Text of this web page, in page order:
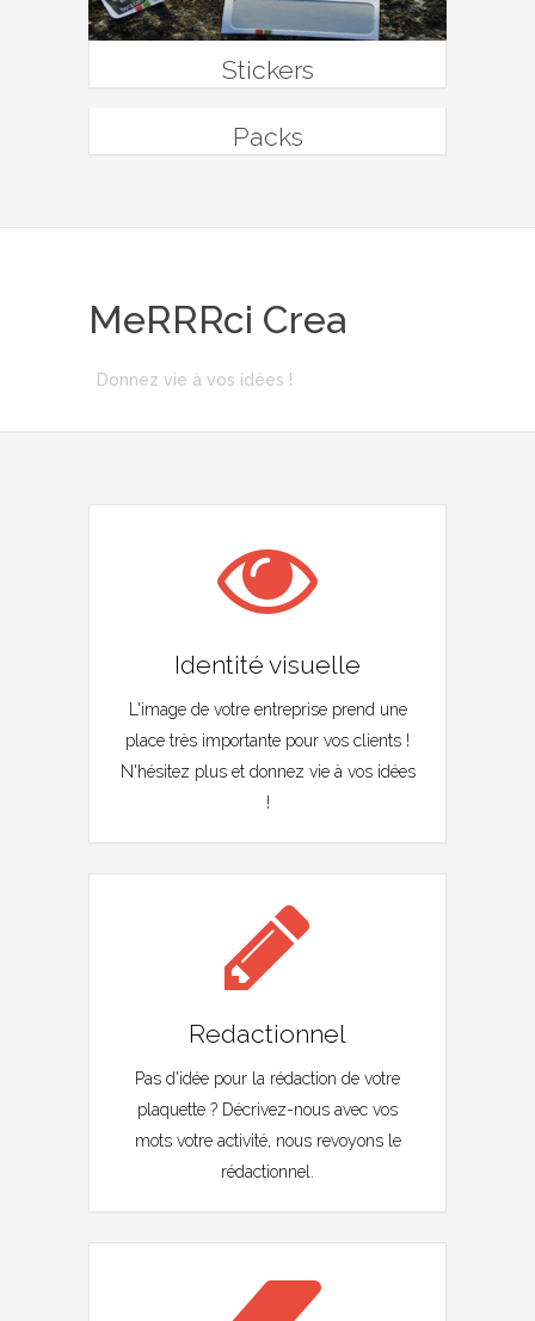
Stickers
Packs
MeRRRci Crea
Donnez vie à vos idées !
Identité visuelle
L'image de votre entreprise prend une
place très importante pour vos clients !
N'hésitez plus et donnez vie à vos idées
!
Redactionnel
Pas d'idée pour la rédaction de votre
plaquette ? Décrivez-nous avec vos
mots votre activité, nous revoyons le
rédactionnel.